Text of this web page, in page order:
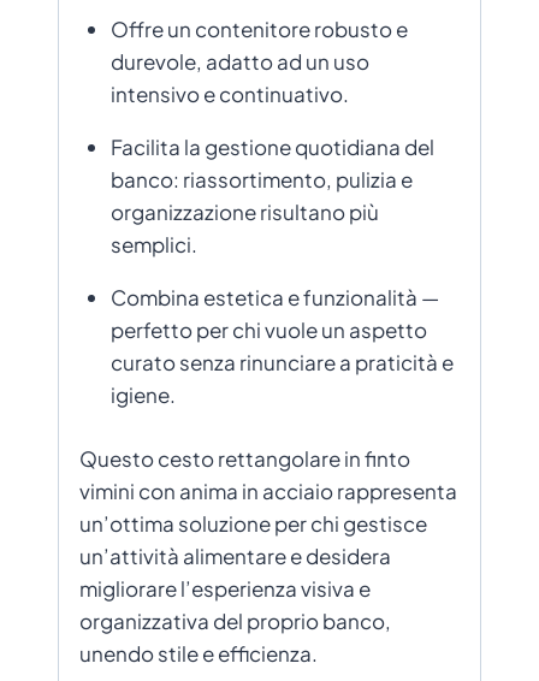
Offre un contenitore robusto e
durevole, adatto ad un uso
intensivo e continuativo.
Facilita la gestione quotidiana del
banco: riassortimento, pulizia e
organizzazione risultano più
semplici.
Combina estetica e funzionalità —
perfetto per chi vuole un aspetto
curato senza rinunciare a praticità e
igiene.
Questo cesto rettangolare in finto
vimini con anima in acciaio rappresenta
un’ottima soluzione per chi gestisce
un’attività alimentare e desidera
migliorare l’esperienza visiva e
organizzativa del proprio banco,
unendo stile e efficienza.